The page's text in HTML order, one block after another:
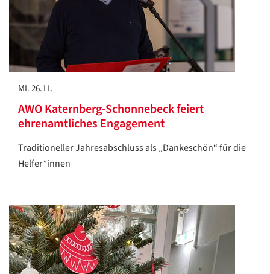
MI. 26.11.
AWO Katernberg-Schonnebeck feiert
ehrenamtliches Engagement
Traditioneller Jahresabschluss als „Dankeschön“ für die
Helfer*innen